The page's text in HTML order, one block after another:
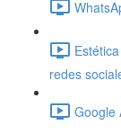
redes
Google